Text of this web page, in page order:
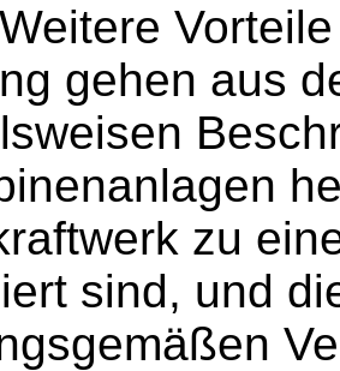
Weitere
gehen aus
zu
sind, und